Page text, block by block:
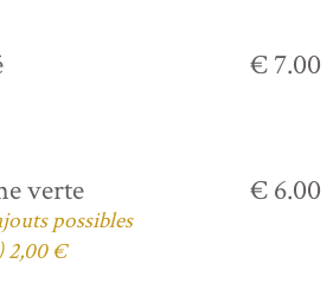
€ 7.00
verte
possibles
2,00 €
€ 6.00